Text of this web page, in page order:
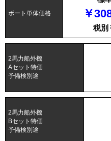
ボート単体価格 ￥
税別
2馬力船外機
Aセット特価
予備検別途
2馬力船外機
Bセット特価
予備検別途